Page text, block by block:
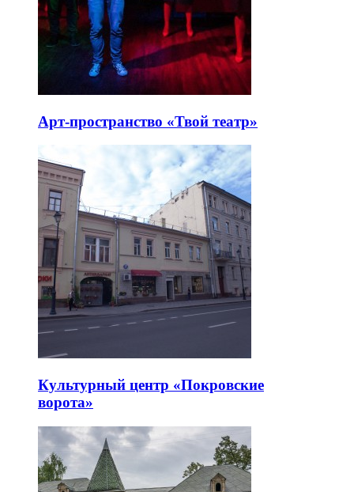
Арт-пространство «Твой театр»
Культурный центр «Покровские
ворота»